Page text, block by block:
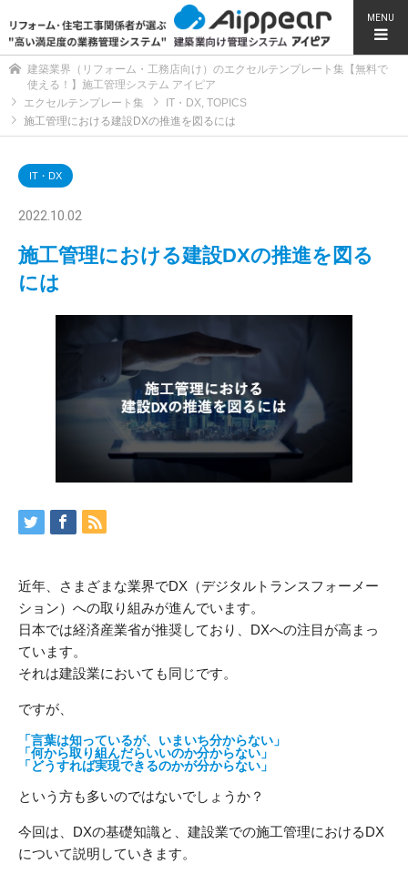
MENU
建築業界（リフォーム・工務店向け）のエクセルテンプレート集【無料で
使える！】施工管理システム アイピア
エクセルテンプレート集
IT・DX, TOPICS
施工管理における建設DXの推進を図るには
IT・DX
2022.10.02
施工管理における建設DXの推進を図る
には
近年、さまざまな業界でDX（デジタルトランスフォーメー
ション）への取り組みが進んでいます。
日本では経済産業省が推奨しており、DXへの注目が高まっ
ています。
それは建設業においても同じです。
ですが、
「言葉は知っているが、いまいち分からない」
「何から取り組んだらいいのか分からない」
「どうすれば実現できるのかが分からない」
という方も多いのではないでしょうか？
今回は、DXの基礎知識と、建設業での施工管理におけるDX
について説明していきます。